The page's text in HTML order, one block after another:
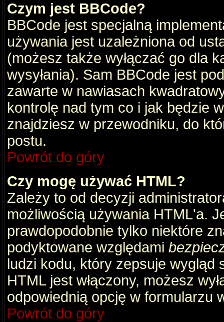
Czym jest BBCode?
BBCode jest specjalną
używania jest uzależniona od
(możesz także wyłączać go dla
wysyłania). Sam BBCode jest
zawarte w nawiasach
kontrolę nad tym co i jak będzie
znajdziesz w przewodniku, do
postu.
Powrót do góry
Czy mogę używać HTML?
Zależy to od decyzji
możliwością używania HTML'a.
prawdopodobnie tylko niektóre
podyktowane względami
ludzi kodu, który zepsuje wygląd
HTML jest włączony, możesz
odpowiednią opcję w formularzu
Powrót do góry